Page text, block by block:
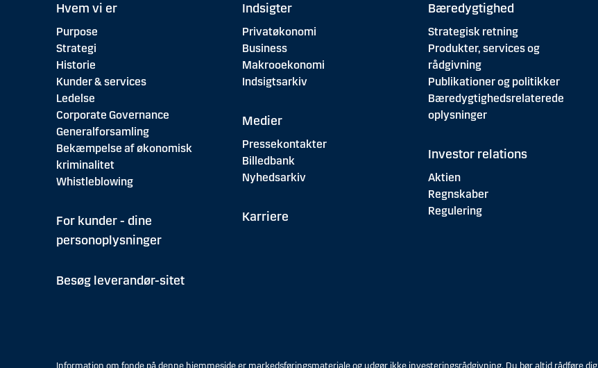
Hvem vi er
Purpose
Strategi
Historie
Kunder & services
Ledelse
Corporate Governance
Generalforsamling
Bekæmpelse af økonomisk
kriminalitet
Whistleblowing
For kunder - dine
personoplysninger
Besøg leverandør-sitet
Indsigter
Privatøkonomi
Business
Makrooekonomi
Indsigtsarkiv
Medier
Pressekontakter
Billedbank
Nyhedsarkiv
Karriere
Bæredygtighed
Strategisk retning
Produkter, services og
rådgivning
Publikationer og politikker
Bæredygtighedsrelaterede
oplysninger
Investor relations
Aktien
Regnskaber
Regulering